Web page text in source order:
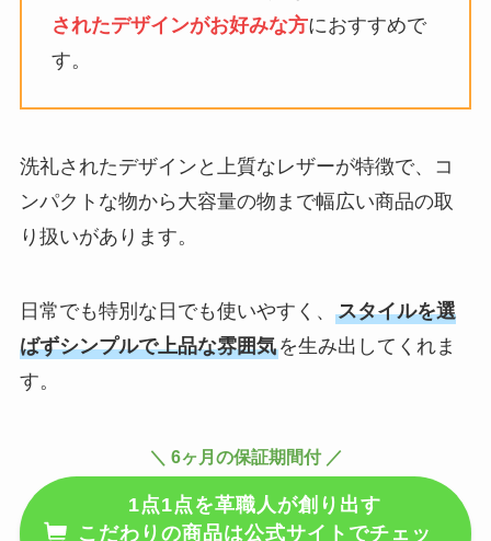
されたデザインがお好みな方におすすめで
す。
洗礼されたデザインと上質なレザーが特徴で、コ
ンパクトな物から大容量の物まで幅広い商品の取
り扱いがあります。
日常でも特別な日でも使いやすく、 スタイルを選
ばずシンプルで上品な雰囲気を生み出してくれま
す。
＼ 6ヶ月の保証期間付 ／
1点1点を革職人が創り出す
こだわりの商品は公式サイトでチェッ